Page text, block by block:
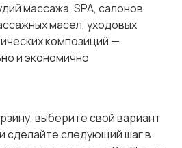
массажа, SPA, салонов
масел, уходовых
композиций —
и экономично
выберите свой вариант
сделайте следующий шаг в